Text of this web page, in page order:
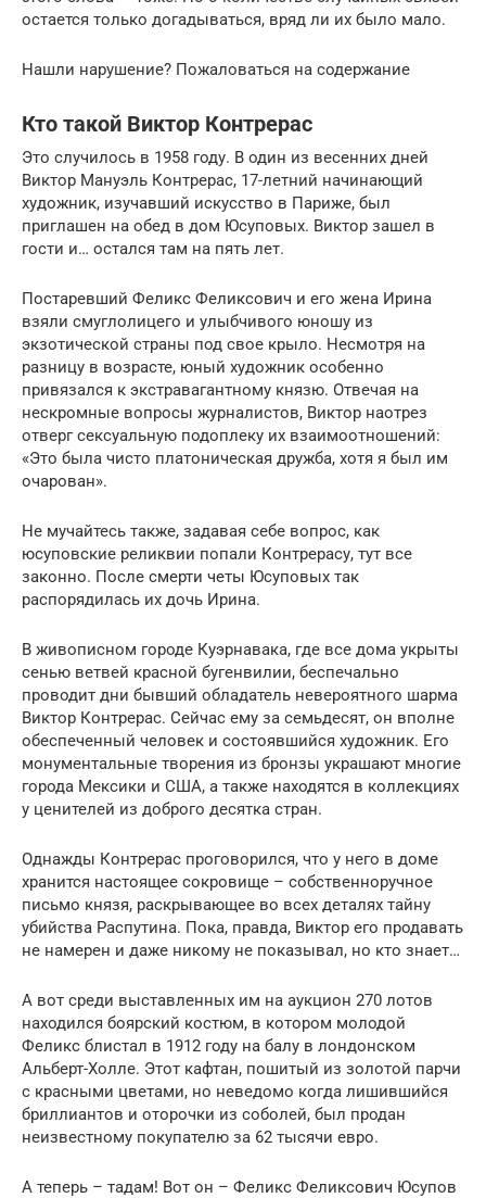
остается только догадываться, вряд ли их было мало.
Нашли нарушение? Пожаловаться на содержание
Кто такой Виктор Контрерас
Это случилось в 1958 году. В один из весенних дней
Виктор Мануэль Контрерас, 17-летний начинающий
художник, изучавший искусство в Париже, был
приглашен на обед в дом Юсуповых. Виктор зашел в
гости и… остался там на пять лет.
Постаревший Феликс Феликсович и его жена Ирина
взяли смуглолицего и улыбчивого юношу из
экзотической страны под свое крыло. Несмотря на
разницу в возрасте, юный художник особенно
привязался к экстравагантному князю. Отвечая на
нескромные вопросы журналистов, Виктор наотрез
отверг сексуальную подоплеку их взаимоотношений:
«Это была чисто платоническая дружба, хотя я был им
очарован».
Не мучайтесь также, задавая себе вопрос, как
юсуповские реликвии попали Контрерасу, тут все
законно. После смерти четы Юсуповых так
распорядилась их дочь Ирина.
В живописном городе Куэрнавака, где все дома укрыты
сенью ветвей красной бугенвилии, беспечально
проводит дни бывший обладатель невероятного шарма
Виктор Контрерас. Сейчас ему за семьдесят, он вполне
обеспеченный человек и состоявшийся художник. Его
монументальные творения из бронзы украшают многие
города Мексики и США, а также находятся в коллекциях
у ценителей из доброго десятка стран.
Однажды Контрерас проговорился, что у него в доме
хранится настоящее сокровище – собственноручное
письмо князя, раскрывающее во всех деталях тайну
убийства Распутина. Пока, правда, Виктор его продавать
не намерен и даже никому не показывал, но кто знает…
А вот среди выставленных им на аукцион 270 лотов
находился боярский костюм, в котором молодой
Феликс блистал в 1912 году на балу в лондонском
Альберт-Холле. Этот кафтан, пошитый из золотой парчи
с красными цветами, но неведомо когда лишившийся
бриллиантов и оторочки из соболей, был продан
неизвестному покупателю за 62 тысячи евро.
А теперь – тадам! Вот он – Феликс Феликсович Юсупов